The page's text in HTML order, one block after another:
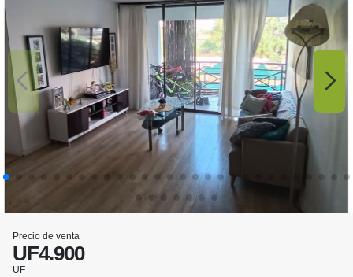
Precio de venta
UF4.900
UF